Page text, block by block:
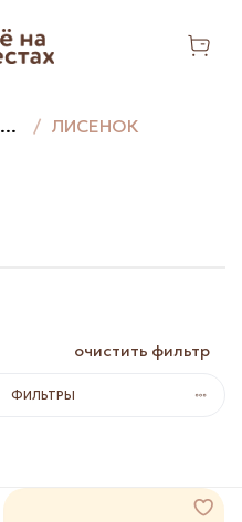
... ЛИСЕНОК
очистить фильтр
ФИЛЬТРЫ